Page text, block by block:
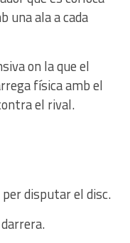
una ala a cada
on la que el
física amb el
el rival.
disputar el disc.